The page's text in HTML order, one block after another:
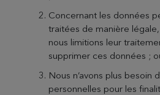
Concernant les données
traitées de manière
nous limitions leur
supprimer ces données ;
Nous n’avons plus besoin
personnelles pour les